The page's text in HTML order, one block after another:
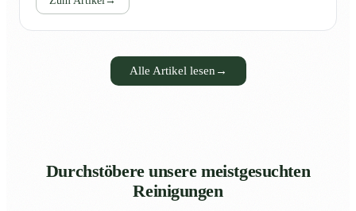
Alle Artikel lesen →
Durchstöbere unsere meistgesuchten
Reinigungen